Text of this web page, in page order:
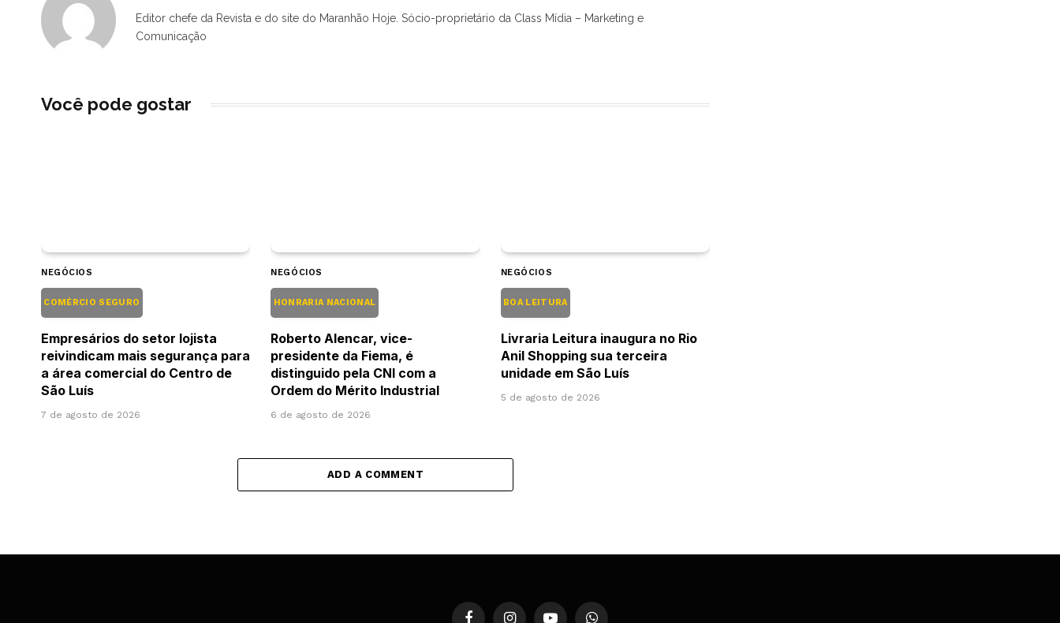
Editor chefe da Revista e do site do Maranhão Hoje. Sócio-proprietário da Class Mídia – Marketing e
Comunicação
Você pode gostar
NEGÓCIOS
COMÉRCIO SEGURO
Empresários do setor lojista
reivindicam mais segurança para
a área comercial do Centro de
São Luís
7 de agosto de 2026
NEGÓCIOS
HONRARIA NACIONAL
Roberto Alencar, vice-
presidente da Fiema, é
distinguido pela CNI com a
Ordem do Mérito Industrial
6 de agosto de 2026
NEGÓCIOS
BOA LEITURA
Livraria Leitura inaugura no Rio
Anil Shopping sua terceira
unidade em São Luís
5 de agosto de 2026
ADD A COMMENT